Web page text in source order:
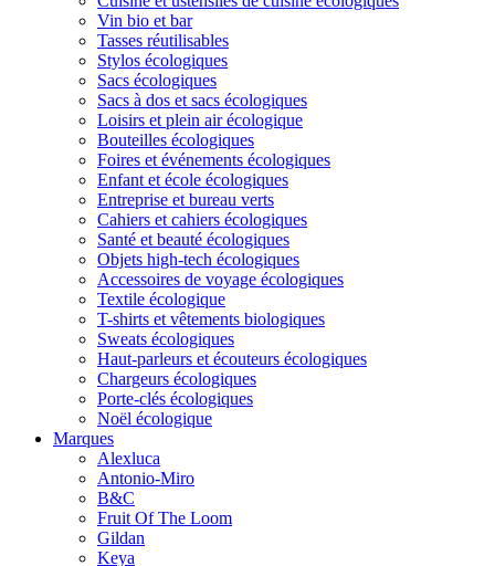
Vin bio et bar
Tasses réutilisables
Stylos écologiques
Sacs écologiques
Sacs à dos et sacs écologiques
Loisirs et plein air écologique
Bouteilles écologiques
Foires et événements écologiques
Enfant et école écologiques
Entreprise et bureau verts
Cahiers et cahiers écologiques
Santé et beauté écologiques
Objets high-tech écologiques
Accessoires de voyage écologiques
Textile écologique
T-shirts et vêtements biologiques
Sweats écologiques
Haut-parleurs et écouteurs écologiques
Chargeurs écologiques
Porte-clés écologiques
Noël écologique
Marques
Alexluca
Antonio-Miro
B&C
Fruit Of The Loom
Gildan
Keya